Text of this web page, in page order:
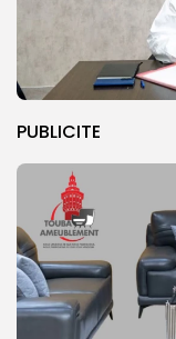
PUBLICITE